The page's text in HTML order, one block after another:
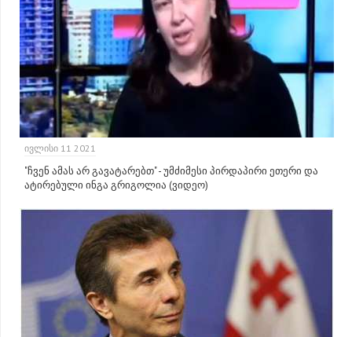
ᲘᲕᲚᲘᲡᲘ 11 2021
"ჩვენ ამას არ გავატარებთ" - უმძიმესი პირდაპირი ეთერი და
ატირებული ინგა გრიგოლია (ვიდეო)